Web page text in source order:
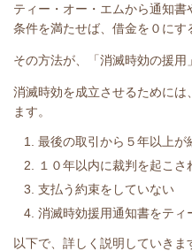
ティー・オー・エムから通知書
条件を満たせば、借金を０にす
その方法が、「消滅時効の援用
消滅時効を成立させるためには
ます。
最後の取引から５年以上が
１０年以内に裁判を起こさ
支払う約束をしていない
消滅時効援用通知書をティ
以下で、詳しく説明していきま